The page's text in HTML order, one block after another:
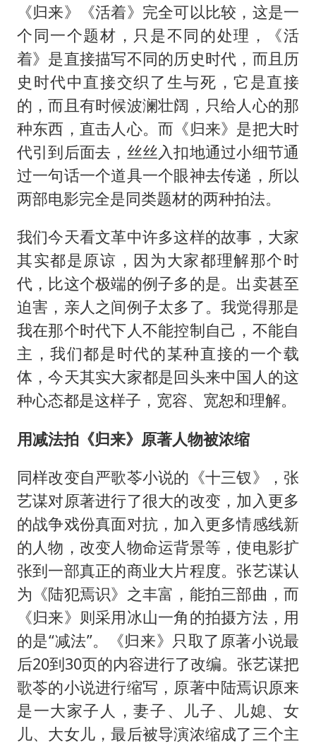
《归来》《活着》完全可以比较，这是一
个同一个题材，只是不同的处理，《活
着》是直接描写不同的历史时代，而且历
史时代中直接交织了生与死，它是直接
的，而且有时候波澜壮阔，只给人心的那
种东西，直击人心。而《归来》是把大时
代引到后面去，丝丝入扣地通过小细节通
过一句话一个道具一个眼神去传递，所以
两部电影完全是同类题材的两种拍法。
我们今天看文革中许多这样的故事，大家
其实都是原谅，因为大家都理解那个时
代，比这个极端的例子多的是。出卖甚至
迫害，亲人之间例子太多了。我觉得那是
我在那个时代下人不能控制自己，不能自
主，我们都是时代的某种直接的一个载
体，今天其实大家都是回头来中国人的这
种心态都是这样子，宽容、宽恕和理解。
用减法拍《归来》原著人物被浓缩
同样改变自严歌苓小说的《十三钗》，张
艺谋对原著进行了很大的改变，加入更多
的战争戏份真面对抗，加入更多情感线新
的人物，改变人物命运背景等，使电影扩
张到一部真正的商业大片程度。张艺谋认
为《陆犯焉识》之丰富，能拍三部曲，而
《归来》则采用冰山一角的拍摄方法，用
的是“减法”。《归来》只取了原著小说最
后20到30页的内容进行了改编。张艺谋把
歌苓的小说进行缩写，原著中陆焉识原来
是一大家子人，妻子、儿子、儿媳、女
儿、大女儿，最后被导演浓缩成了三个主